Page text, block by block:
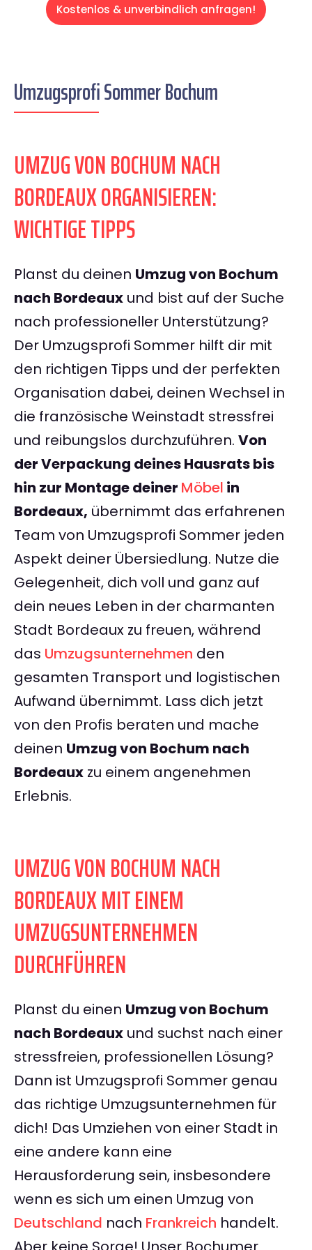
Kostenlos & unverbindlich anfragen!
Umzugsprofi Sommer Bochum
UMZUG VON BOCHUM NACH
BORDEAUX ORGANISIEREN:
WICHTIGE TIPPS
Planst du deinen Umzug von Bochum
nach Bordeaux und bist auf der Suche
nach professioneller Unterstützung?
Der Umzugsprofi Sommer hilft dir mit
den richtigen Tipps und der perfekten
Organisation dabei, deinen Wechsel in
die französische Weinstadt stressfrei
und reibungslos durchzuführen. Von
der Verpackung deines Hausrats bis
hin zur Montage deiner Möbel in
Bordeaux, übernimmt das erfahrenen
Team von Umzugsprofi Sommer jeden
Aspekt deiner Übersiedlung. Nutze die
Gelegenheit, dich voll und ganz auf
dein neues Leben in der charmanten
Stadt Bordeaux zu freuen, während
das Umzugsunternehmen den
gesamten Transport und logistischen
Aufwand übernimmt. Lass dich jetzt
von den Profis beraten und mache
deinen Umzug von Bochum nach
Bordeaux zu einem angenehmen
Erlebnis.
UMZUG VON BOCHUM NACH
BORDEAUX MIT EINEM
UMZUGSUNTERNEHMEN
DURCHFÜHREN
Planst du einen Umzug von Bochum
nach Bordeaux und suchst nach einer
stressfreien, professionellen Lösung?
Dann ist Umzugsprofi Sommer genau
das richtige Umzugsunternehmen für
dich! Das Umziehen von einer Stadt in
eine andere kann eine
Herausforderung sein, insbesondere
wenn es sich um einen Umzug von
Deutschland nach Frankreich handelt.